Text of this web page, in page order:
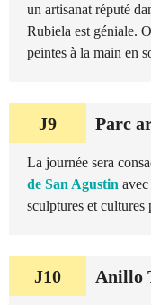
un artisanat réputé
Rubiela est géniale.
peintes à la main en
J9 Parc
La journée sera
de San Agustin
sculptures et cultures
J10 Anillo